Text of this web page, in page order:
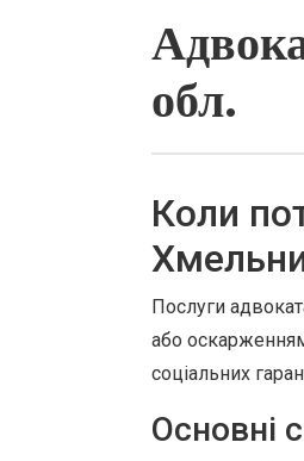
обл.
Коли
Послуги
або
соціальних
Основні